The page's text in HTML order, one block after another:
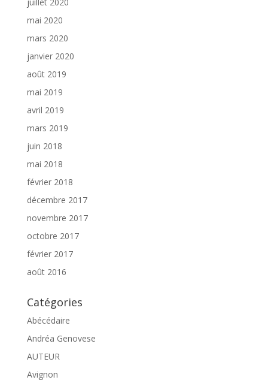
mai 2020
mars 2020
janvier 2020
août 2019
mai 2019
avril 2019
mars 2019
juin 2018
mai 2018
février 2018
décembre 2017
novembre 2017
octobre 2017
février 2017
août 2016
Catégories
Abécédaire
Andréa Genovese
AUTEUR
Avignon